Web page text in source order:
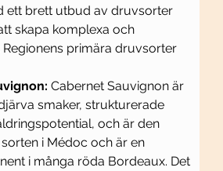
ett brett utbud av druvsorter
skapa komplexa och
Regionens primära druvsorter
Cabernet Sauvignon är
smaker, strukturerade
och är den
i Médoc och är en
i många röda Bordeaux. Det